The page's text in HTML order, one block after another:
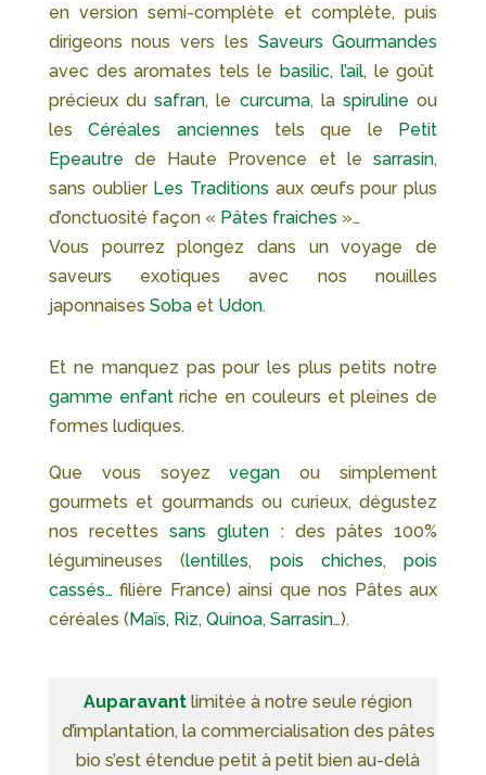
en version semi-complète et complète, puis
dirigeons nous vers les Saveurs Gourmandes
avec des aromates tels le basilic, l’ail, le goût
précieux dusafran, le curcuma, laspiruline ou
lesCéréales anciennes tels que le Petit
Epeautre de Haute Provence et lesarrasin,
sans oublier Les Traditions aux œufs pour plus
d’onctuosité façon« Pâtes fraiches »…
Vous pourrez plongez dans un voyage de
saveurs exotiques avec nos nouilles
japonnaises Sobaet Udon.
Et ne manquez pas pour les plus petits notre
gamme enfantriche en couleurs et pleines de
formes ludiques.
Que vous soyezvegan ou simplement
gourmets et gourmands ou curieux, dégustez
nos recettessans gluten : des pâtes 100%
légumineuses (lentilles, pois chiches,pois
cassés…filière France) ainsi que nos Pâtes aux
céréales (Maïs, Riz, Quinoa, Sarrasin…).
Auparavant limitée à notre seule région
d’implantation, la commercialisation des pâtes
bio s’est étendue petit à petit bien au-delà